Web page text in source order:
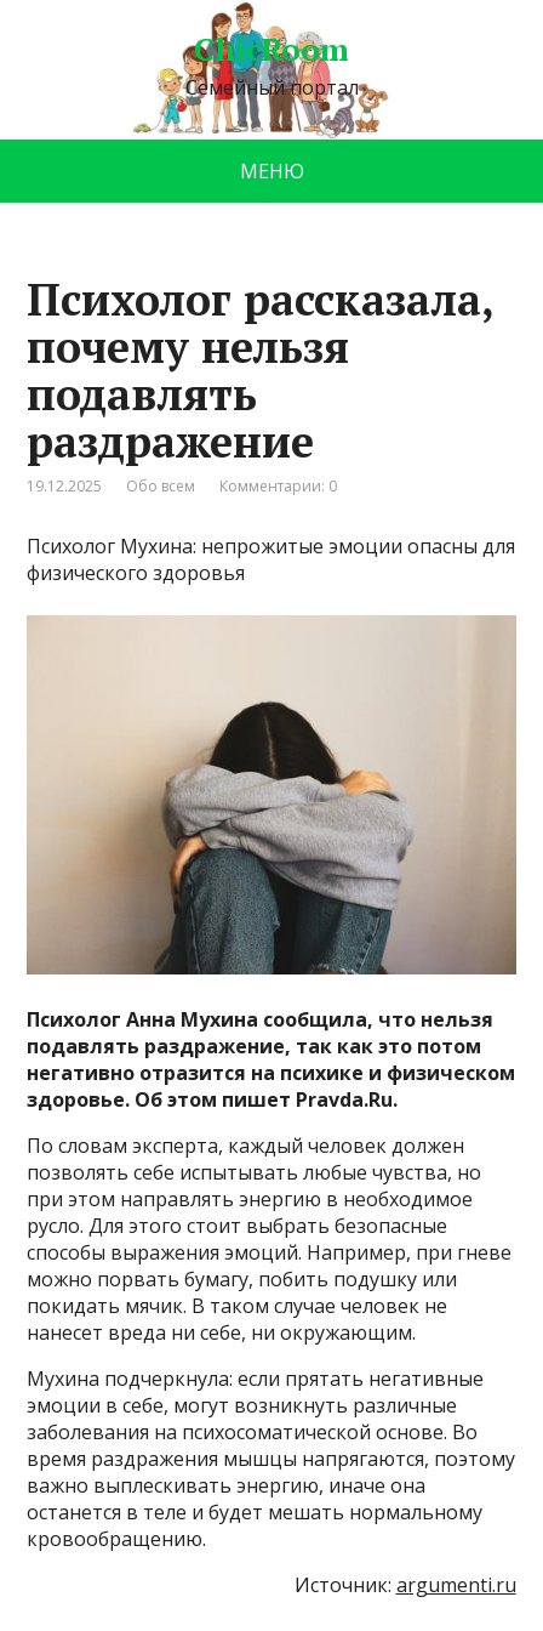
ChicRoom
Семейный портал
МЕНЮ
Психолог рассказала,
почему нельзя
подавлять
раздражение
19.12.2025 Обо всем Комментарии: 0
Психолог Мухина: непрожитые эмоции опасны для
физического здоровья
Психолог Анна Мухина сообщила, что нельзя
подавлять раздражение, так как это потом
негативно отразится на психике и физическом
здоровье. Об этом пишет Pravda.Ru.
По словам эксперта, каждый человек должен
позволять себе испытывать любые чувства, но
при этом направлять энергию в необходимое
русло. Для этого стоит выбрать безопасные
способы выражения эмоций. Например, при гневе
можно порвать бумагу, побить подушку или
покидать мячик. В таком случае человек не
нанесет вреда ни себе, ни окружающим.
Мухина подчеркнула: если прятать негативные
эмоции в себе, могут возникнуть различные
заболевания на психосоматической основе. Во
время раздражения мышцы напрягаются, поэтому
важно выплескивать энергию, иначе она
останется в теле и будет мешать нормальному
кровообращению.
Источник: argumenti.ru